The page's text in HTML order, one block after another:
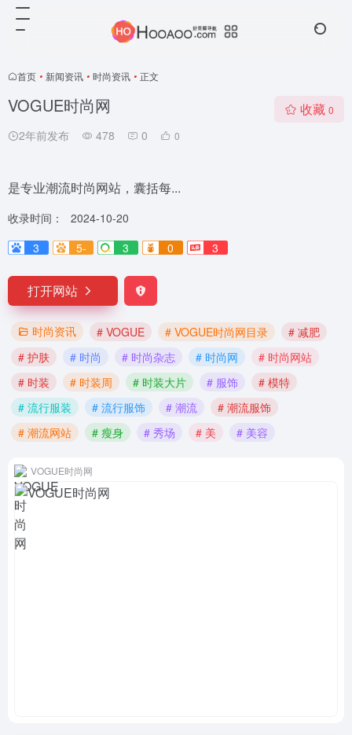
首页 • 新闻资讯 • 时尚资讯 • 正文
VOGUE时尚网
2年前发布 478 0 0
收藏 0
是专业潮流时尚网站，囊括每...
收录时间：
2024-10-20
3
5- 3 0 3
打开网站
时尚资讯 # VOGUE # VOGUE时尚网目录
# 减肥
# 护肤
# 时尚 # 时尚杂志 # 时尚网
# 时尚网站
# 时装
# 时装周 # 时装大片 # 服饰
# 模特
# 流行服装
# 流行服饰 # 潮流
# 潮流服饰
# 潮流网站
# 瘦身 # 秀场 # 美 # 美容
VOGUE时尚网